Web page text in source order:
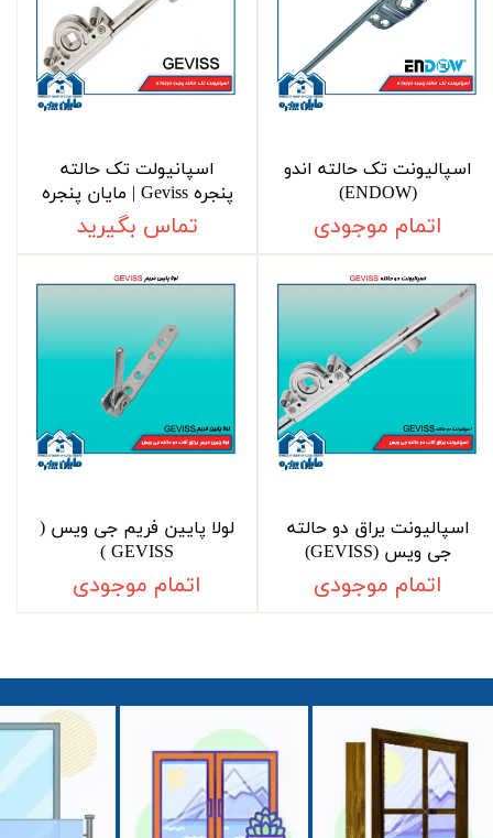
اسپالیونت تک حالته اندو
(ENDOW)
اتمام موجودی
اسپانیولت تک حالته
پنجره Geviss | مایان پنجره
تماس بگیرید
اسپالیونت یراق دو حالته
جی ویس (GEVISS)
اتمام موجودی
لولا پایین فریم جی ویس (
GEVISS )
اتمام موجودی